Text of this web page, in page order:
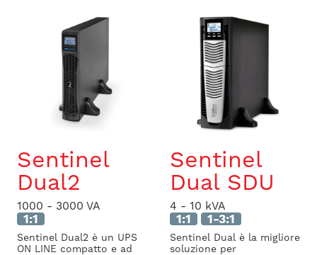
Sentinel
Dual2
1000 - 3000 VA
1:1
Sentinel Dual2 è un UPS
ON LINE compatto e ad
Sentinel
Dual SDU
4 - 10 kVA
1:1 1-3:1
Sentinel Dual è la migliore
soluzione per